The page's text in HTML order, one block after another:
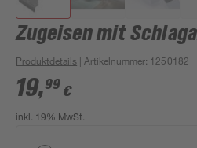
Zugeisen mit
Produktdetails | Artikelnummer: 1250182
19,99 €
inkl. 19% MwSt.